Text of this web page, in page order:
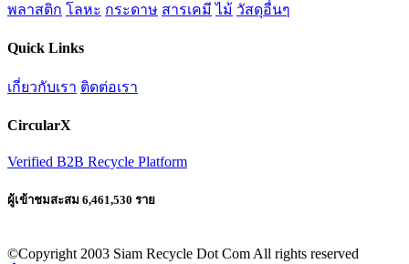
พลาสติก โลหะ กระดาษ สารเคมี ไม้ วัสดุอื่นๆ
Quick Links
เกี่ยวกับเรา ติดต่อเรา
CircularX
Verified B2B Recycle Platform
ผู้เข้าชมสะสม 6,461,530 ราย
©Copyright 2003 Siam Recycle Dot Com All rights reserved